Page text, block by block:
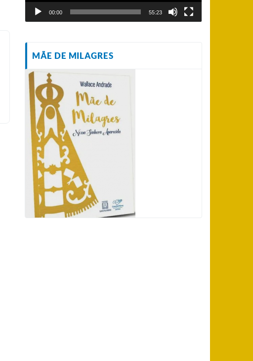
00:00 55:23
MÃE DE MILAGRES